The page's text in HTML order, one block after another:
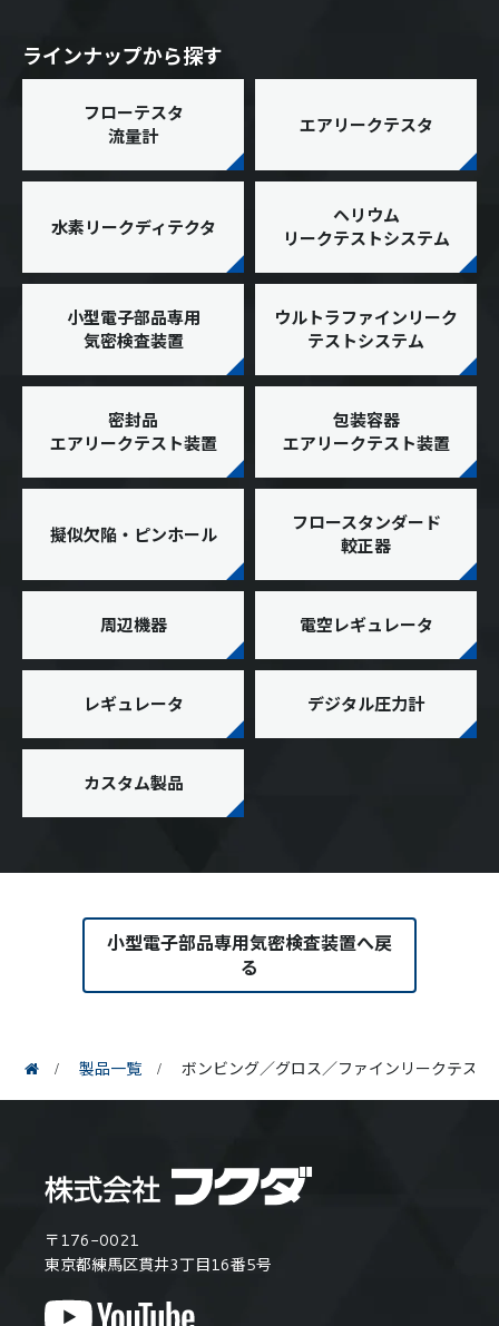
ラインナップから探す
フローテスタ
流量計
エアリークテスタ
水素リークディテクタ
ヘリウム
リークテストシステム
小型電子部品専用
気密検査装置
ウルトラファインリーク
テストシステム
密封品
エアリークテスト装置
包装容器
エアリークテスト装置
擬似欠陥・ピンホール
フロースタンダード
較正器
周辺機器 電空レギュレータ
レギュレータ デジタル圧力計
カスタム製品
小型電子部品専用気密検査装置へ戻
る
製品一覧 ボンビング／グロス／ファインリークテスト
〒176-0021
東京都練馬区貫井3丁目16番5号